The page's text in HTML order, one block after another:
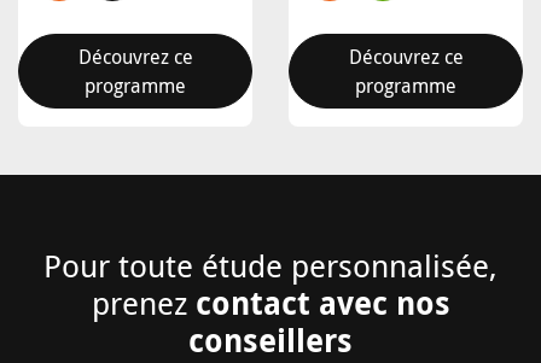
Découvrez ce
programme
Découvrez ce
programme
Pour toute étude personnalisée,
prenez contact avec nos
conseillers